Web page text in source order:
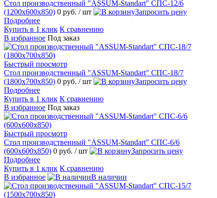
Стол производственный "ASSUM-Standart" СПС-12/6
(1200х600х850) 0 руб. / шт
Запросить цену
Подробнее
Купить в 1 клик К сравнению
В избранное Под заказ
Быстрый просмотр
Стол производственный "ASSUM-Standart" СПС-18/7
(1800х700х850) 0 руб. / шт
Запросить цену
Подробнее
Купить в 1 клик К сравнению
В избранное Под заказ
Быстрый просмотр
Стол производственный "ASSUM-Standart" СПС-6/6
(600х600х850) 0 руб. / шт
Запросить цену
Подробнее
Купить в 1 клик К сравнению
В избранное
В наличии